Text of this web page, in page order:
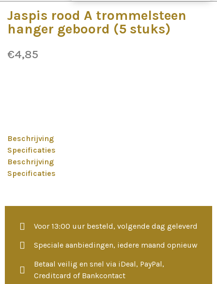
Jaspis rood A trommelsteen
hanger geboord (5 stuks)
€4,85
Beschrijving
Specificaties
Beschrijving
Specificaties
Voor 13:00 uur besteld, volgende dag geleverd
Speciale aanbiedingen, iedere maand opnieuw
Betaal veilig en snel via iDeal, PayPal,
Creditcard of Bankcontact